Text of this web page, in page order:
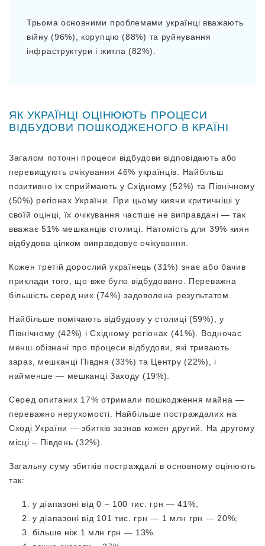
Трьома основними проблемами українці вважають
війну (96%), корупцію (88%) та руйнування
інфраструктури і житла (82%).
ЯК УКРАЇНЦІ ОЦІНЮЮТЬ ПРОЦЕСИ
ВІДБУДОВИ ПОШКОДЖЕНОГО В КРАЇНІ
Загалом поточні процеси відбудови відповідають або
перевищують очікування 46% українців. Найбільш
позитивно їх сприймають у Східному (52%) та Північному
(50%) регіонах України. При цьому кияни критичніші у
своїй оцінці, їх очікування частіше не виправдані — так
вважає 51% мешканців столиці. Натомість для 39% киян
відбудова цілком виправдовує очікування.
Кожен третій дорослий українець (31%) знає або бачив
приклади того, що вже було відбудовано. Переважна
більшість серед них (74%) задоволена результатом.
Найбільше помічають відбудову у столиці (59%), у
Північному (42%) і Східному регіонах (41%). Водночас
менш обізнані про процеси відбудови, які тривають
зараз, мешканці Півдня (33%) та Центру (22%), і
найменше — мешканці Заходу (19%).
Серед опитаних 17% отримали пошкодження майна —
переважно нерухомості. Найбільше постраждалих на
Сході України — збитків зазнав кожен другий. На другому
місці – Південь (32%).
Загальну суму збитків постраждалі в основному оцінюють
так:
у діапазоні від 0 – 100 тис. грн — 41%;
у діапазоні від 101 тис. грн — 1 млн грн — 20%;
більше ніж 1 млн грн — 13%.